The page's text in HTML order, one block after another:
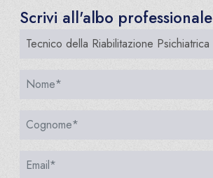
Scrivi all'albo professionale